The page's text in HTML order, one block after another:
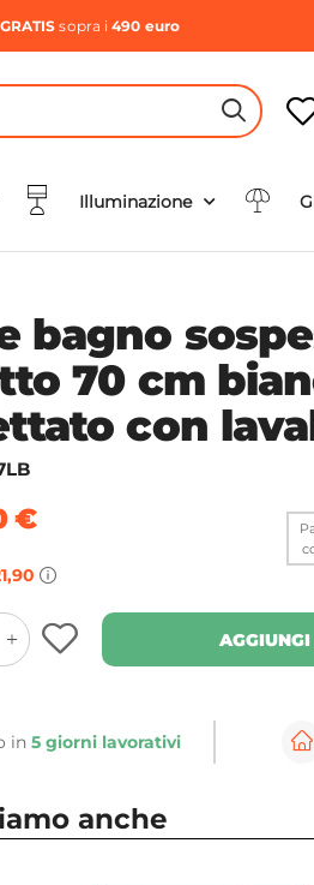
sopra i490 euro
Illuminazione
⚲ Clicca per ingrandire
bagno
70 cm
con
€
quantity
minus
button
in5 giorni lavorativi
anche